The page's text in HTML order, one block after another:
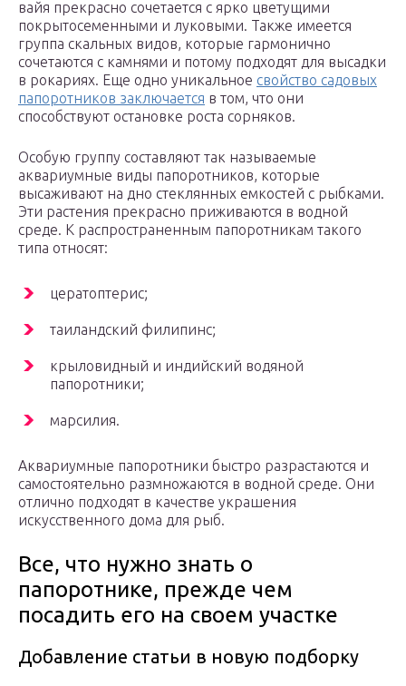
вайя прекрасно сочетается с ярко цветущими
покрытосеменными и луковыми. Также имеется
группа скальных видов, которые гармонично
сочетаются с камнями и потому подходят для высадки
в рокариях. Еще одно уникальное свойство садовых
папоротников заключается в том, что они
способствуют остановке роста сорняков.
Особую группу составляют так называемые
аквариумные виды папоротников, которые
высаживают на дно стеклянных емкостей с рыбками.
Эти растения прекрасно приживаются в водной
среде. К распространенным папоротникам такого
типа относят:
цератоптерис;
таиландский филипинс;
крыловидный и индийский водяной
папоротники;
марсилия.
Аквариумные папоротники быстро разрастаются и
самостоятельно размножаются в водной среде. Они
отлично подходят в качестве украшения
искусственного дома для рыб.
Все, что нужно знать о
папоротнике, прежде чем
посадить его на своем участке
Добавление статьи в новую подборку